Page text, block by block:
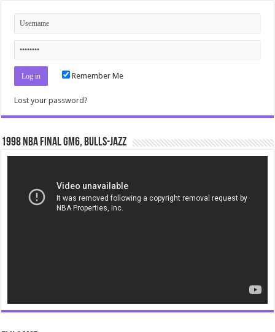
Remember Me
Lost your password?
1998 NBA Final gm6, Bulls-Jazz